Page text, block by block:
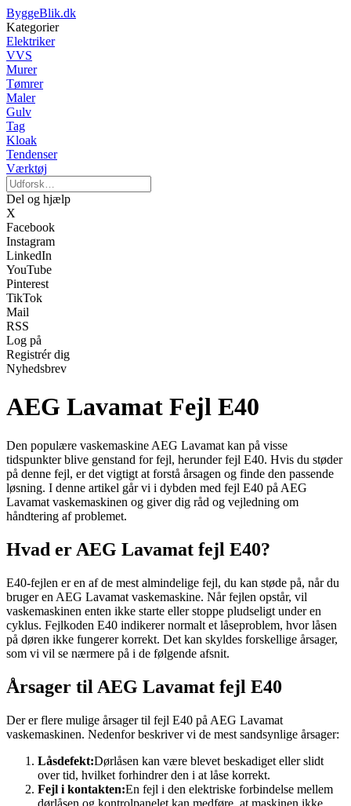
ByggeBlik.dk
Kategorier
Elektriker
VVS
Murer
Tømrer
Maler
Gulv
Tag
Kloak
Tendenser
Værktøj
Del og hjælp
X
Facebook
Instagram
LinkedIn
YouTube
Pinterest
TikTok
Mail
RSS
Log på
Registrér dig
Nyhedsbrev
AEG Lavamat Fejl E40
Den populære vaskemaskine AEG Lavamat kan på visse
tidspunkter blive genstand for fejl, herunder fejl E40. Hvis du støder
på denne fejl, er det vigtigt at forstå årsagen og finde den passende
løsning. I denne artikel går vi i dybden med fejl E40 på AEG
Lavamat vaskemaskinen og giver dig råd og vejledning om
håndtering af problemet.
Hvad er AEG Lavamat fejl E40?
E40-fejlen er en af de mest almindelige fejl, du kan støde på, når du
bruger en AEG Lavamat vaskemaskine. Når fejlen opstår, vil
vaskemaskinen enten ikke starte eller stoppe pludseligt under en
cyklus. Fejlkoden E40 indikerer normalt et låseproblem, hvor låsen
på døren ikke fungerer korrekt. Det kan skyldes forskellige årsager,
som vi vil se nærmere på i de følgende afsnit.
Årsager til AEG Lavamat fejl E40
Der er flere mulige årsager til fejl E40 på AEG Lavamat
vaskemaskinen. Nedenfor beskriver vi de mest sandsynlige årsager:
Låsdefekt:Dørlåsen kan være blevet beskadiget eller slidt
over tid, hvilket forhindrer den i at låse korrekt.
Fejl i kontakten:En fejl i den elektriske forbindelse mellem
dørlåsen og kontrolpanelet kan medføre, at maskinen ikke